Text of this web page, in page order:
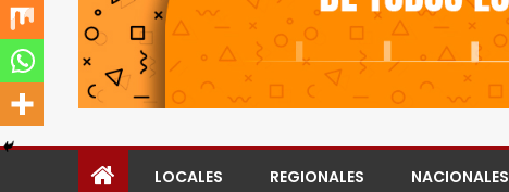
LOCALES REGIONALES NACIONALES